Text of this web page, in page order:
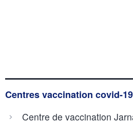
Centres vaccination covid-
Centre de vaccination